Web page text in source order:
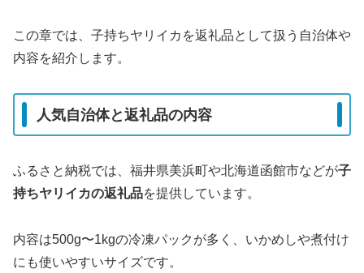
この章では、子持ちヤリイカを返礼品として扱う自治体や
内容を紹介します。
人気自治体と返礼品の内容
ふるさと納税では、福井県美浜町や北海道函館市などが子
持ちヤリイカの返礼品を提供しています。
内容は500g〜1kgの冷凍パックが多く、いかめしや煮付け
にも使いやすいサイズです。